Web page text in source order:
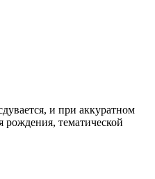
и при аккуратном
тематической